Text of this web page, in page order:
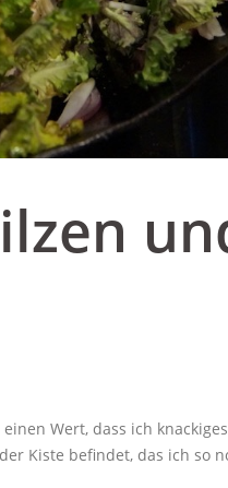
Wert, dass ich
Kiste befindet, das ich so